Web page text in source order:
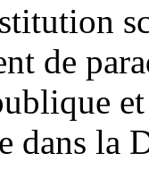
de
dans la